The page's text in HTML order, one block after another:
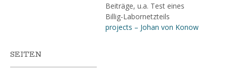
Beiträge, u.a. Test eines
Billig-Labornetzteils
projects – Johan von Konow
SEITEN